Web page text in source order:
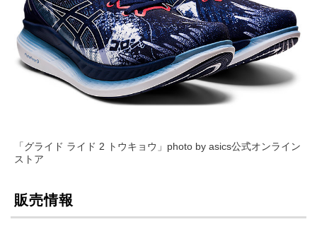
「グライド ライド 2 トウキョウ」photo by asics公式オンライン
ストア
販売情報